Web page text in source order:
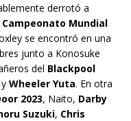
derrotó a
Campeonato Mundial
se encontró en una
junto a Konosuke
del Blackpool
y Wheeler Yuta. En otra
2023, Naito, Darby
Suzuki, Chris